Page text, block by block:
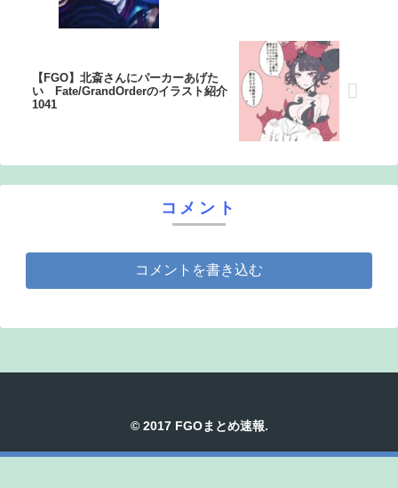
【FGO】北斎さんにパーカーあげた
い Fate/GrandOrderのイラスト紹介
1041
コメント
コメントを書き込む
© 2017 FGOまとめ速報.